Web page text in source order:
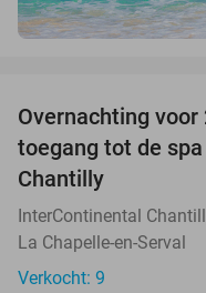
Overnachting
toegang tot de
Chantilly
InterContinental
La Chapelle-en-Serval
Verkocht: 9